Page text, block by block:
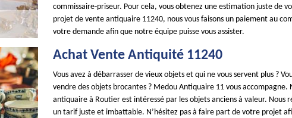
commissaire-priseur. Pour cela, vous obtenez une estimation juste de
projet de vente antiquaire 11240, nous vous faisons un paiement au
votre demande afin que notre équipe puisse vous assister.
Achat Vente Antiquité 11240
Vous avez à débarrasser de vieux objets et qui ne vous servent plus ?
vendre des objets brocantes ? Medou Antiquaire 11 vous accompagne.
antiquaire à Routier est intéressé par les objets anciens à valeur. Nous
un tarif juste et imbattable. N’hésitez pas à faire part de votre projet